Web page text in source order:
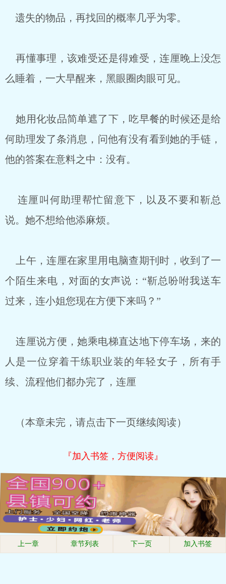
遗失的物品，再找回的概率几乎为零。
再懂事理，该难受还是得难受，连厘晚上没怎
么睡着，一大早醒来，黑眼圈肉眼可见。
她用化妆品简单遮了下，吃早餐的时候还是给
何助理发了条消息，问他有没有看到她的手链，
他的答案在意料之中：没有。
连厘叫何助理帮忙留意下，以及不要和靳总
说。她不想给他添麻烦。
上午，连厘在家里用电脑查期刊时，收到了一
个陌生来电，对面的女声说：“靳总吩咐我送车
过来，连小姐您现在方便下来吗？”
连厘说方便，她乘电梯直达地下停车场，来的
人是一位穿着干练职业装的年轻女子，所有手
续、流程他们都办完了，连厘
（本章未完，请点击下一页继续阅读）
『加入书签，方便阅读』
上一章 章节列表 下一页 加入书签